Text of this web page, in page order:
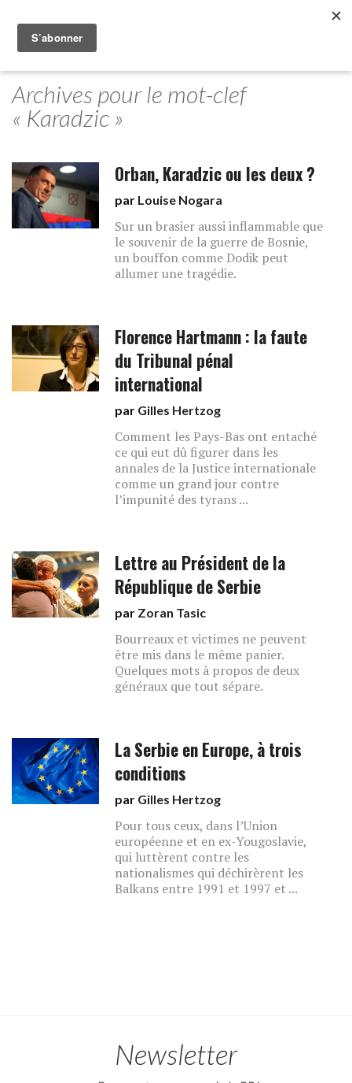
Archives pour le mot-clef
« Karadzic »
Orban, Karadzic ou les deux ?
par Louise Nogara
Sur un brasier aussi inflammable que
le souvenir de la guerre de Bosnie,
un bouffon comme Dodik peut
allumer une tragédie.
Florence Hartmann : la faute
du Tribunal pénal
international
par Gilles Hertzog
Comment les Pays-Bas ont entaché
ce qui eut dû figurer dans les
annales de la Justice internationale
comme un grand jour contre
l’impunité des tyrans ...
Lettre au Président de la
République de Serbie
par Zoran Tasic
Bourreaux et victimes ne peuvent
être mis dans le même panier.
Quelques mots à propos de deux
généraux que tout sépare.
La Serbie en Europe, à trois
conditions
par Gilles Hertzog
Pour tous ceux, dans l’Union
européenne et en ex-Yougoslavie,
qui luttèrent contre les
nationalismes qui déchirèrent les
Balkans entre 1991 et 1997 et ...
Newsletter